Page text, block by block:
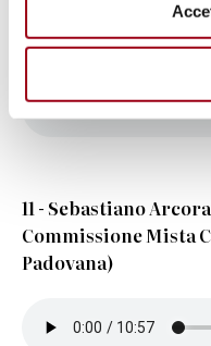
10 - Silvia
malato, Dolo, Venezia
11 - Sebastiano
Commissione Mista
Padovana)